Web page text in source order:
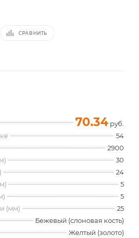
СРАВНИТЬ
70.34 руб.
54
2900
30
24
5
5
(мм)
25
Бежевый (слоновая кость)
Желтый (золото)